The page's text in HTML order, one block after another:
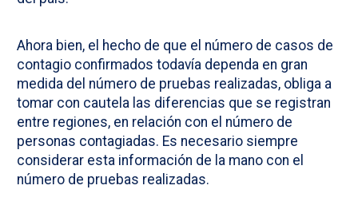
Ahora bien, el hecho de que el número de casos de
contagio confirmados todavía dependa en gran
medida del número de pruebas realizadas, obliga a
tomar con cautela las diferencias que se registran
entre regiones, en relación con el número de
personas contagiadas. Es necesario siempre
considerar esta información de la mano con el
número de pruebas realizadas.